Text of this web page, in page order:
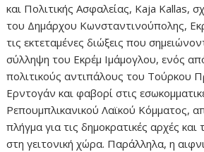
και Πολιτικής Ασφαλείας, Kaja Kallas,
του Δημάρχου Κωνσταντινούπολης,
τις εκτεταμένες διώξεις που
σύλληψη του Εκρέμ Ιμάμογλου, ενός
πολιτικούς αντιπάλους του Τούρκου
Ερντογάν και φαβορί στις
Ρεπουμπλικανικού Λαϊκού Κόμματος,
πλήγμα για τις δημοκρατικές αρχές και
στη γειτονική χώρα. Παράλληλα, η